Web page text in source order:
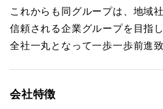
これからも同グループは、地域
信頼される企業グループを目指し
全社一丸となって一歩一歩前進致
会社特徴